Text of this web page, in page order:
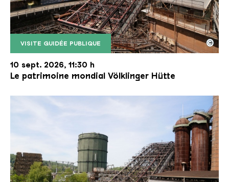
VISITE GUIDÉE PUBLIQUE
Le monte-charge incliné de la Völklinger Hütte
Copyright: Weltkulturerbe Völklinger Hütte | Karl
©
10 sept. 2026, 11:30 h
Le patrimoine mondial Völklinger Hütte